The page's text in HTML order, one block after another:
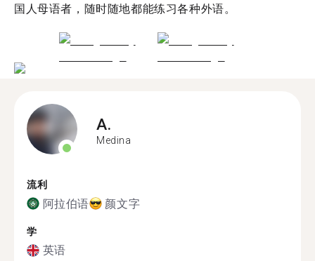
国人母语者，随时随地都能练习各种外语。
A.
Medina
流利
阿拉伯语 颜文字
学
英语